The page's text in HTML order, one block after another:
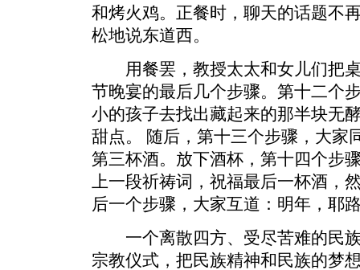
和烤火鸡。正餐时，聊天的话题不
松地说东道西。
用餐罢，教授太太和女儿们把桌
节晚宴的最后几个步骤。第十二个
小的孩子去找出藏起来的那半块无
甜点。 随后，第十三个步骤，大家
第三杯酒。放下酒杯，第十四个步
上一段祈祷词，祝福最后一杯酒，
后一个步骤，大家互道：明年，耶
一个离散四方、受尽苦难的民族
宗教仪式，把民族精神和民族的梦